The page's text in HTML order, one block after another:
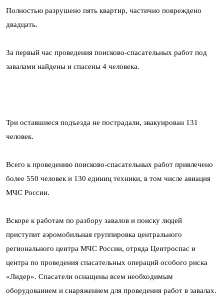
Полностью разрушено пять квартир, частично повреждено
двадцать.
За первый час проведения поисково-спасательных работ под
завалами найдены и спасены 4 человека.
Три оставшиеся подъезда не пострадали, эвакуирован 131
человек.
Всего к проведению поисково-спасательных работ привлечено
более 550 человек и 130 единиц техники, в том числе авиация
МЧС России.
Вскоре к работам по разбору завалов и поиску людей
приступит аэромобильная группировка центрального
регионального центра МЧС России, отряда Центроспас и
центра по проведения спасательных операций особого риска
«Лидер». Спасатели оснащены всем необходимым
оборудованием и снаряжением для проведения работ в завалах.